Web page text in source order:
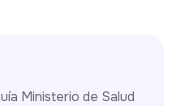
Ministerio de Salud